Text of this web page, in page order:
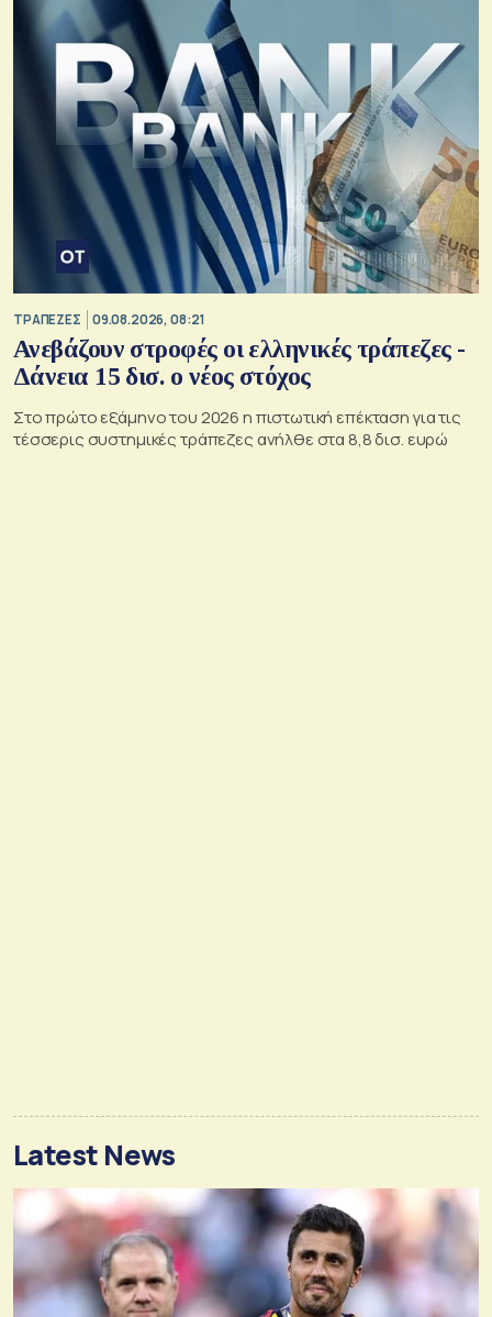
ΤΡΑΠΕΖΕΣ 09.08.2026, 08:21
Ανεβάζουν στροφές οι ελληνικές τράπεζες -
Δάνεια 15 δισ. ο νέος στόχος
Στο πρώτο εξάμηνο του 2026 η πιστωτική επέκταση για τις
τέσσερις συστημικές τράπεζες ανήλθε στα 8,8 δισ. ευρώ
Latest News